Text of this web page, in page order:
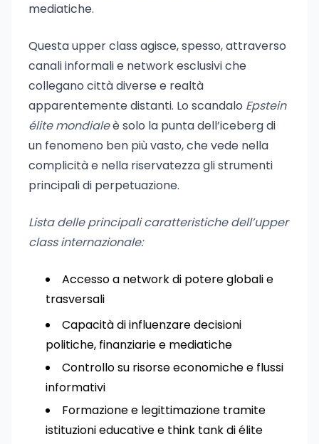
mediatiche.
Questa upper class agisce, spesso, attraverso
canali informali e network esclusivi che
collegano città diverse e realtà
apparentemente distanti. Lo scandalo Epstein
élite mondialeè solo la punta dell’iceberg di
un fenomeno ben più vasto, che vede nella
complicità e nella riservatezza gli strumenti
principali di perpetuazione.
Lista delle principali caratteristiche dell’upper
class internazionale:
Accesso a network di potere globali e
trasversali
Capacità di influenzare decisioni
politiche, finanziarie e mediatiche
Controllo su risorse economiche e flussi
informativi
Formazione e legittimazione tramite
istituzioni educative e think tank di élite